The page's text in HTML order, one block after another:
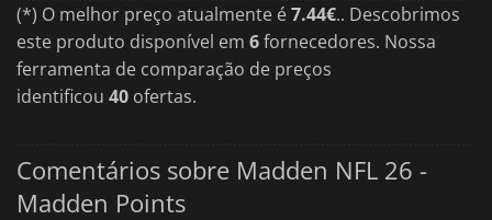
(*) O melhor preço atualmente é7.44€.. Descobrimos
este produto disponível em 6fornecedores. Nossa
ferramenta de comparação de preços
identificou 40 ofertas.
Comentários sobre Madden NFL 26 -
Madden Points